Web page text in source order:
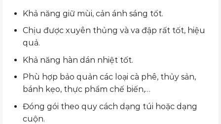
Khả năng giữ mùi, cản ánh sáng tốt.
Chịu được xuyên thủng và va đập rất tốt, hiệu
quả.
Khả năng hàn dán nhiệt tốt.
Phù hợp bảo quản các loại cà phê, thủy sản,
bánh kẹo, thực phẩm chế biến,…
Đóng gói theo quy cách dạng túi hoặc dạng
cuộn.